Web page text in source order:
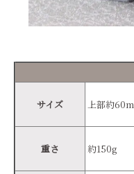
サイズ 上部約
重さ 約150g